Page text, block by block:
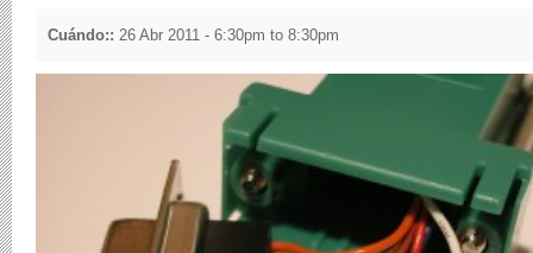
Cuándo:: 26 Abr 2011 - 6:30pm to 8:30pm